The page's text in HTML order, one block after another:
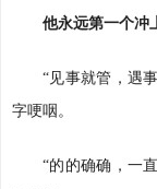
他永远第一个冲
“见事就管，遇
字哽咽。
“的的确确，一